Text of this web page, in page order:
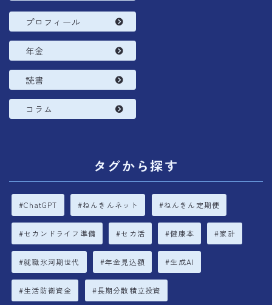
プロフィール
年金
読書
コラム
タグから探す
ChatGPT ねんきんネット ねんきん定期便
セカンドライフ準備 セカ活 健康本 家計
就職氷河期世代 年金見込額 生成AI
生活防衛資金 長期分散積立投資